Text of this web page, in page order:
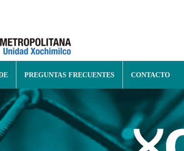
PREGUNTAS FRECUENTES CONTACTO